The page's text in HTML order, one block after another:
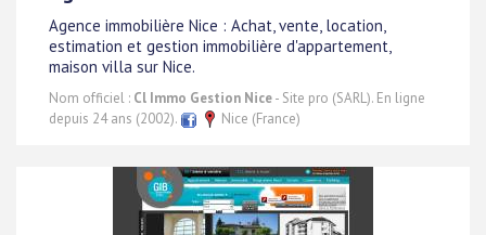
Agence immobilière Nice : Achat, vente, location,
estimation et gestion immobilière d'appartement,
maison villa sur Nice.
Nom officiel : Cl Immo Gestion Nice- Site pro (SARL). En ligne
depuis 24 ans (2002).
Nice (France)